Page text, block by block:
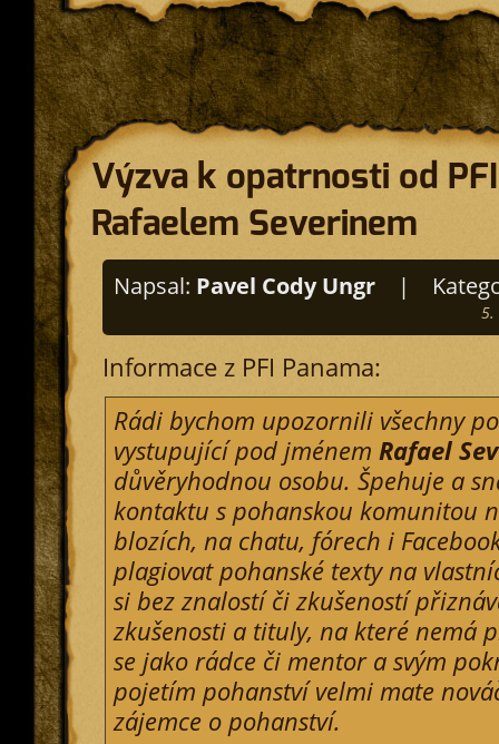
Výzva k opatrnosti od
Rafaelem Severinem
Napsal: Pavel Cody Ungr |
5.
Informace z PFI Panama:
Rádi bychom upozornili všechny
vystupující pod jménemRafael
důvěryhodnou osobu. Špehuje a
kontaktu s pohanskou komunitou
blozích, na chatu, fórech i
plagiovat pohanské texty na
si bez znalostí či zkušeností
zkušenosti a tituly, na které nemá
se jako rádce či mentor a svým
pojetím pohanství velmi mate
zájemce o pohanství.